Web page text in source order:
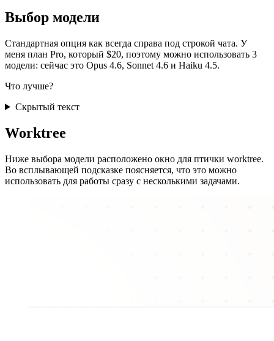
Выбор модели
Стандартная опция как всегда справа под строкой чата. У
меня план Pro, который $20, поэтому можно использовать 3
модели: сейчас это Opus 4.6, Sonnet 4.6 и Haiku 4.5.
Что лучше?
Скрытый текст
Worktree
Ниже выбора модели расположено окно для птички worktree.
Во всплывающей подсказке поясняется, что это можно
использовать для работы сразу с несколькими задачами.